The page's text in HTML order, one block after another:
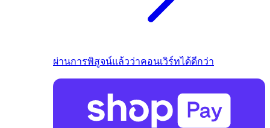
ผ่านการพิสูจน์แล้วว่าคอนเวิร์ทได้ดีกว่า